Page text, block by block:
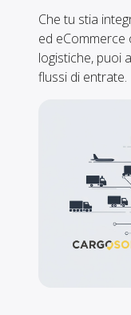
Che tu stia
ed
logistiche, puoi
flussi di entrate.